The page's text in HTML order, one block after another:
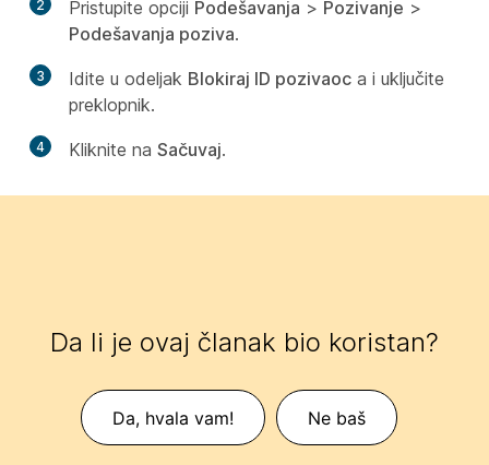
2 Pristupite opciji Podešavanja > Pozivanje >
Podešavanja poziva.
3 Idite u odeljak Blokiraj ID pozivaoc a i uključite
preklopnik.
4 Kliknite na Sačuvaj.
Da li je ovaj članak bio koristan?
Da, hvala vam! Ne baš